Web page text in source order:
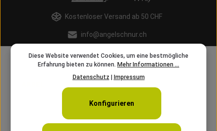
Kostenloser Versand ab 50 CHF
info@angelschnur.ch
Diese Website verwendet Cookies, um eine bestmögliche
Erfahrung bieten zu können. Mehr Informationen ...
Datenschutz | Impressum
Konfigurieren